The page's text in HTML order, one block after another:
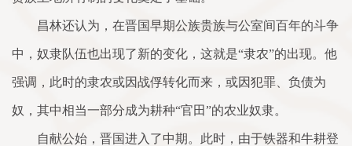
昌林还认为，在晋国早期公族贵族与公室间百年的斗争
中，奴隶队伍也出现了新的变化，这就是“隶农”的出现。他
强调，此时的隶农或因战俘转化而来，或因犯罪、负债为
奴，其中相当一部分成为耕种“官田”的农业奴隶。
自献公始，晋国进入了中期。此时，由于铁器和牛耕登